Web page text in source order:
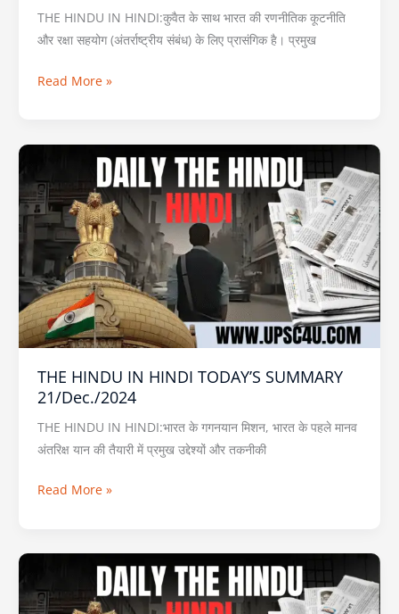
THE HINDU IN HINDI:कुवैत के साथ भारत की रणनीतिक कूटनीति
और रक्षा सहयोग (अंतर्राष्ट्रीय संबंध) के लिए प्रासंगिक है। प्रमुख
Read More »
THE HINDU IN HINDI TODAY’S SUMMARY
21/Dec./2024
THE HINDU IN HINDI:भारत के गगनयान मिशन, भारत के पहले मानव
अंतरिक्ष यान की तैयारी में प्रमुख उद्देश्यों और तकनीकी
IN
HINDI
TODAY’S
SUMMARY
21/Dec./2024
Read More »
IN